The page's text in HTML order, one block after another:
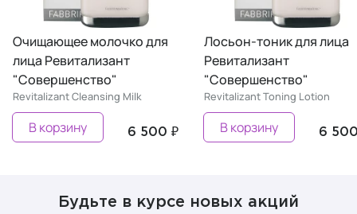
для
6 500 ₽
Лосьон-тоник для лица
Ревитализант
"Совершенство"
Revitalizant Toning Lotion
6 500 ₽
В корзину
Дневной
Ревитализант
Revitalizant Day
В корзину
Будьте в курсе новых акций